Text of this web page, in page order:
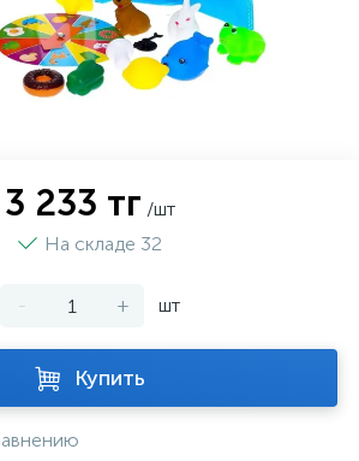
3 233 тг /шт
На складе 32
- + шт
Купить